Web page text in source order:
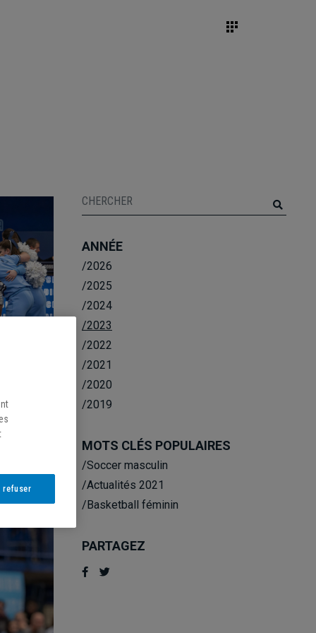
ANNÉE
/2026
/2025
/2024
/2023
/2022
/2021
/2020
/2019
MOTS CLÉS POPULAIRES
/Soccer masculin
/Actualités 2021
/Basketball féminin
PARTAGEZ
refuser